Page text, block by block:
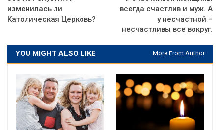
изменилась ли
Католическая Церковь?
всегда счастлив и муж. А
у несчастной –
несчастливы все вокруг.
YOU MIGHT ALSO LIKE More From Author